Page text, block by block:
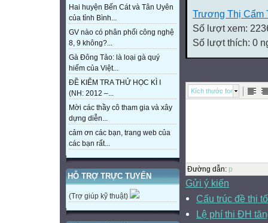
Hai huyện Bến Cát và Tân Uyên
của tỉnh Bình...
GV nào có phân phối công nghệ
8, 9 không?...
Gà Đông Tảo: là loại gà quý
hiếm của Việt...
ĐỀ KIỂM TRA THỬ HỌC KÌ I
(NH: 2012 –...
Mời các thầy cô tham gia và xây
dựng diễn...
cảm ơn các bạn, trang web của
các bạn rất...
HỖ TRỢ TRỰC TUYẾN
(Trợ giúp kỹ thuật)
Trương Thị Cẩm
Số lượt xem:
Số lượt thích: 0
Kích thước font
Đường dẫn: p
Gửi ý kiến
Cấu trúc đề thi
Lệ phí thi ĐH